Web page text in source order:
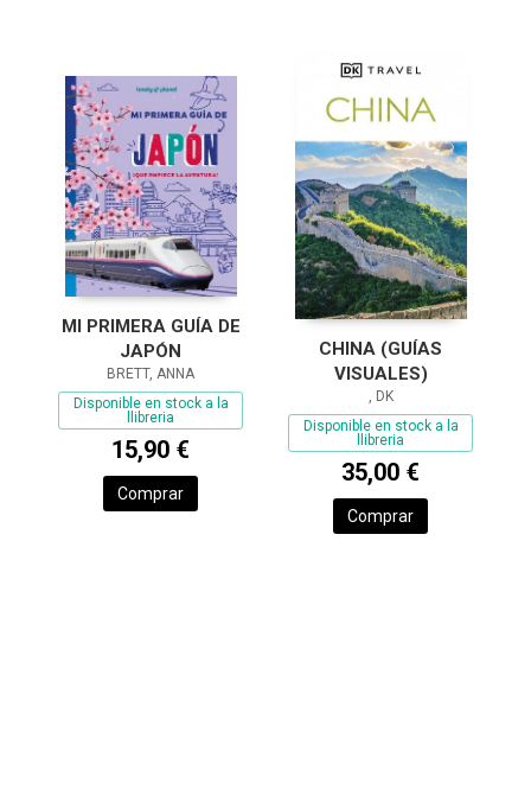
MI PRIMERA GUÍA DE
JAPÓN
BRETT, ANNA
Disponible en stock a la
llibreria
15,90 €
Comprar
CHINA (GUÍAS
VISUALES)
, DK
Disponible en stock a la
llibreria
35,00 €
Comprar